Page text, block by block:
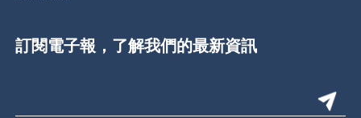
訂閱電子報，了解我們的最新資訊